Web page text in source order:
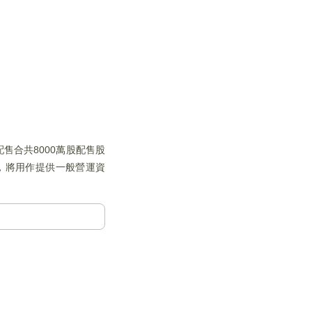
售合共8000萬股配售股
將用作提供一般營運資